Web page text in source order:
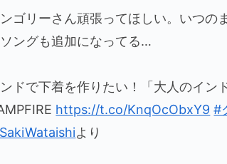
ゴリーさん頑張ってほしい。いつの
ングも追加になってる…
ドで下着を作りたい！「大人のイ
https://t.co/KnqOcObxY9 #
より